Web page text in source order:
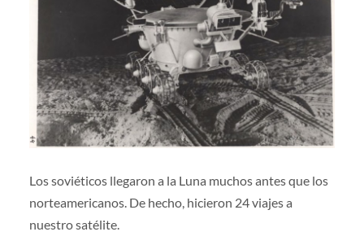
Los soviéticos llegaron a la Luna muchos antes que los
norteamericanos. De hecho, hicieron 24 viajes a
nuestro satélite.